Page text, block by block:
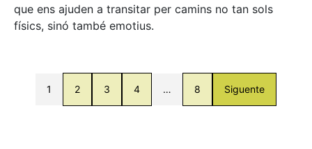
que ens ajuden a transitar per camins no tan sols
físics, sinó també emotius.
1 2 3 4 … 8 Siguente